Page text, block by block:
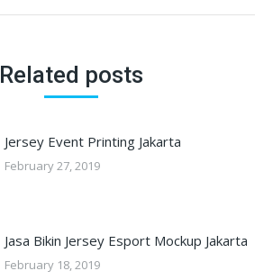
Related posts
Jersey Event Printing Jakarta
February 27, 2019
Jasa Bikin Jersey Esport Mockup Jakarta
February 18, 2019